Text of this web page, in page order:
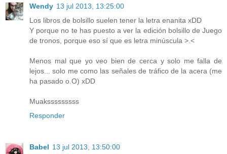
Wendy 13 jul 2013, 13:25:00
Los libros de bolsillo suelen tener la letra enanita xDD
Y porque no te has puesto a ver la edición bolsillo de Juego
de tronos, porque eso sí que es letra minúscula >.<
Menos mal que yo veo bien de cerca y solo me falla de
lejos... solo me como las señales de tráfico de la acera (me
ha pasado o.O) xDD
Muaksssssssss
Responder
Babel 13 jul 2013, 13:50:00